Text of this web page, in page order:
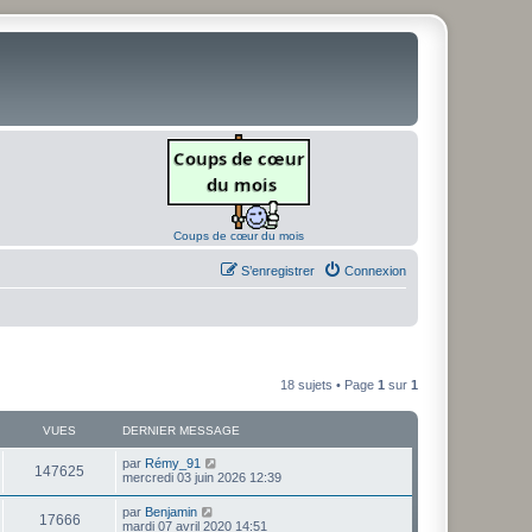
Coups de cœur du mois
Connexion
S’enregistrer
18 sujets • Page 1 sur 1
VUES DERNIER MESSAGE
147625
u
D
e
i
par Rémy_91
mercredi 03 juin 2026 12:39
17666V
D
e
par Benjamin
mardi 07 avril 2020 14:51